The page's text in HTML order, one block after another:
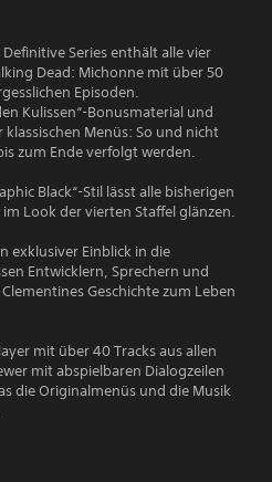
Series enthält alle vier
Dead: Michonne mit über 50
Episoden.
Kulissen“-Bonusmaterial und
Menüs: So und nicht
zum Ende verfolgt werden.
Black“-Stil lässt alle bisherigen
Look der vierten Staffel glänzen.
exklusiver Einblick in die
Entwicklern, Sprechern und
Geschichte zum Leben
mit über 40 Tracks aus allen
mit abspielbaren Dialogzeilen
die Originalmenüs und die Musik